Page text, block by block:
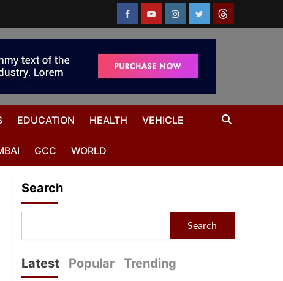
EDUCATION HEALTH VEHICLE
GCC WORLD
Search
Search
Latest Popular Trending